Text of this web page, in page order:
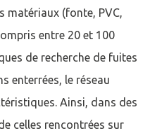
(fonte, PVC,
entre 20 et 100
de recherche de fuites
enterrées, le réseau
Ainsi, dans des
celles rencontrées sur